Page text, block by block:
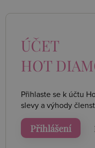
ÚČET
HOT
Přihlaste se k účtu
slevy a výhody
Přihlášení